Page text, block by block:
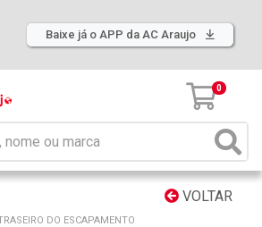
Baixe já o APP da AC Araujo
0
VOLTAR
DO ESCAPAMENTO